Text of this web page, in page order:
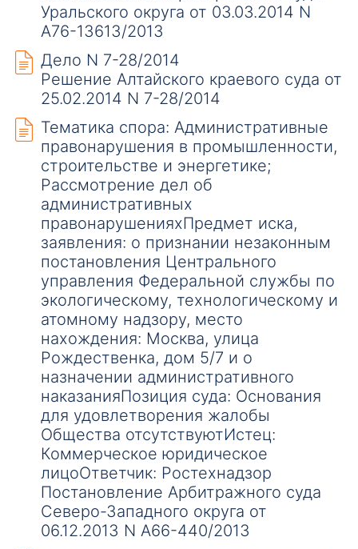
Уральского округа от 03.03.2014 N
А76-13613/2013
Дело N 7-28/2014
Решение Алтайского краевого суда от
25.02.2014 N 7-28/2014
Тематика спора: Административные
правонарушения в промышленности,
строительстве и энергетике;
Рассмотрение дел об
административных
правонарушенияхПредмет иска,
заявления: о признании незаконным
постановления Центрального
управления Федеральной службы по
экологическому, технологическому и
атомному надзору, место
нахождения: Москва, улица
Рождественка, дом 5/7 и о
назначении административного
наказанияПозиция суда: Основания
для удовлетворения жалобы
Общества отсутствуютИстец:
Коммерческое юридическое
лицоОтветчик: Ростехнадзор
Постановление Арбитражного суда
Северо-Западного округа от
06.12.2013 N А66-440/2013